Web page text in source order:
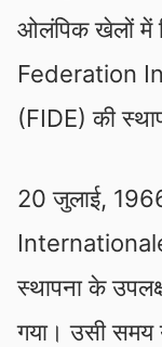
ओलंपिक खेलों में
Federation
(FIDE) की
20 जुलाई,
स्थापना के
गया। उसी समय